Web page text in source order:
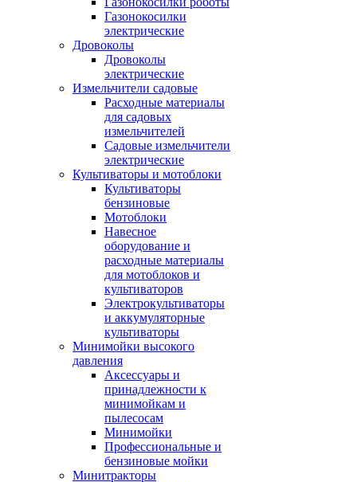
Газонокосилки
электрические
Дровоколы
Дровоколы
электрические
Измельчители садовые
Расходные материалы
для садовых
измельчителей
Садовые измельчители
электрические
Культиваторы и мотоблоки
Культиваторы
бензиновые
Мотоблоки
Навесное
оборудование и
расходные материалы
для мотоблоков и
культиваторов
Электрокультиваторы
и аккумуляторные
культиваторы
Минимойки высокого
давления
Аксессуары и
принадлежности к
минимойкам и
пылесосам
Минимойки
Профессиональные и
бензиновые мойки
Минитракторы